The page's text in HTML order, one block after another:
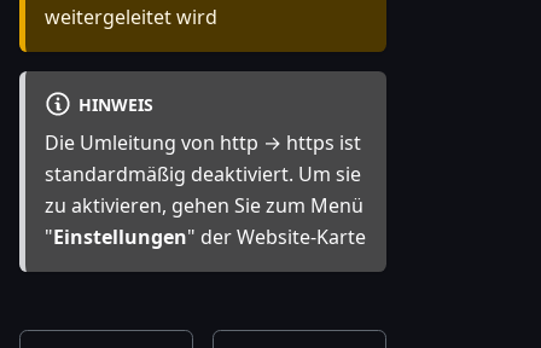
weitergeleitet wird
HINWEIS
Die Umleitung von http → https ist
standardmäßig deaktiviert. Um sie
zu aktivieren, gehen Sie zum Menü
"Einstellungen" der Website-Karte